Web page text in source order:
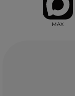
MAX